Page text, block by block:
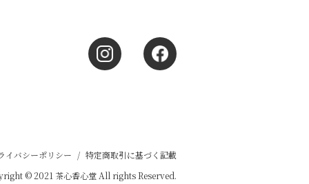
イバシーポリシー / 特定商取引に基づく記載
© 2021 茶心香心堂 All rights Reserved.